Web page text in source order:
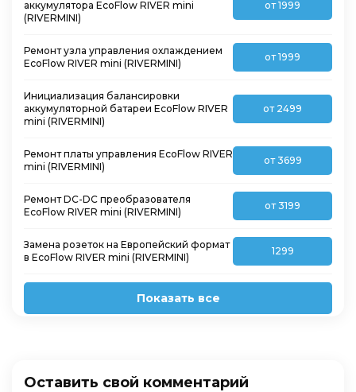
аккумулятора EcoFlow RIVER mini
(RIVERMINI)
от 1999
Ремонт узла управления охлаждением
EcoFlow RIVER mini (RIVERMINI)
от 1999
Инициализация балансировки
аккумуляторной батареи EcoFlow RIVER
mini (RIVERMINI)
от 2499
Ремонт платы управления EcoFlow RIVER
mini (RIVERMINI)
от 3699
Ремонт DC-DC преобразователя
EcoFlow RIVER mini (RIVERMINI)
от 3199
Замена розеток на Европейский формат
в EcoFlow RIVER mini (RIVERMINI)
1299
Показать все
Оставить свой комментарий